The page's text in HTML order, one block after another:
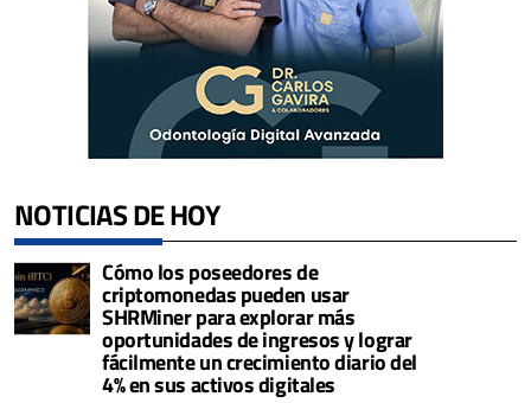
NOTICIAS DE HOY
Cómo los poseedores de
criptomonedas pueden usar
SHRMiner para explorar más
oportunidades de ingresos y lograr
fácilmente un crecimiento diario del
4% en sus activos digitales